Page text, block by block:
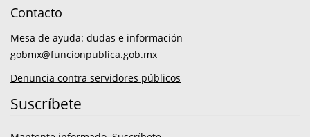
Contacto
Mesa de ayuda: dudas e información
gobmx@funcionpublica.gob.mx
Denuncia contra servidores públicos
Suscríbete